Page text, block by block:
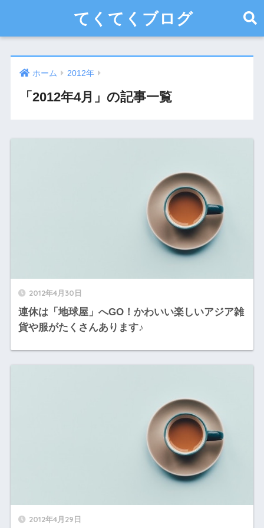
てくてくブログ
ホーム 2012年
「2012年4月」の記事一覧
2012年4月30日
連休は「地球屋」へGO！かわいい楽しいアジア雑
貨や服がたくさんあります♪
2012年4月29日